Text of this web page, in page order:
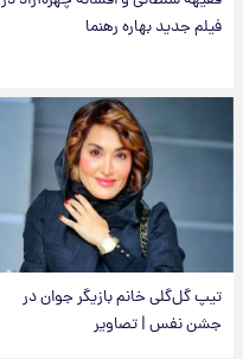
فیلم جدید بهاره رهنما
تیپ گل‌گلی خانم بازیگر جوان در
جشن نفس | تصاویر